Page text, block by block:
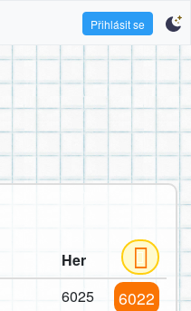
Přihlásit se
Her
6025 6022